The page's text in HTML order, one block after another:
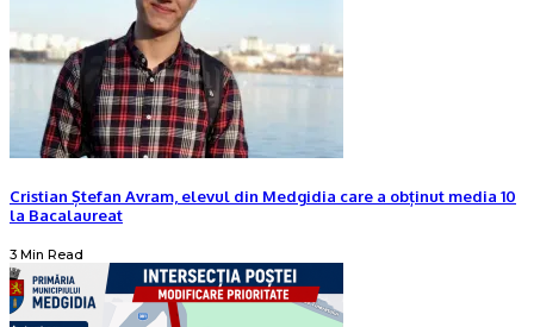
Cristian Ștefan Avram, elevul din Medgidia care a obținut media 10
la Bacalaureat
3 Min Read